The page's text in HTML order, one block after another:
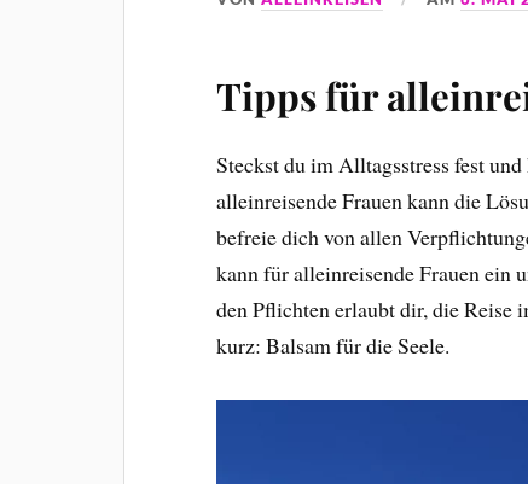
Tipps für
Steckst du im Alltagsstress fest
alleinreisende Frauen kann die
befreie dich von allen
kann für alleinreisende Frauen ein
den Pflichten erlaubt dir, die Reise
kurz: Balsam für die Seele.